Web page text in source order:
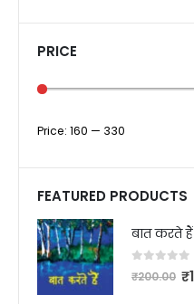
PRICE
Price: ₹160 — ₹330
FEATURED PRODUCTS
बात करते हैं
out of 5
₹200.00 ₹